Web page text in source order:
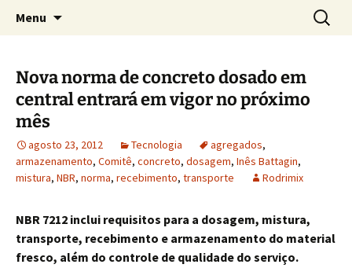
Rodrimix
Concretos e Pisos Industriais LTDA
Menu
por:
Nova norma de concreto dosado em
central entrará em vigor no próximo
mês
agosto 23, 2012 Tecnologia agregados,
armazenamento, Comitê, concreto, dosagem, Inês Battagin,
mistura, NBR, norma, recebimento, transporte Rodrimix
NBR 7212 inclui requisitos para a dosagem, mistura,
transporte, recebimento e armazenamento do material
fresco, além do controle de qualidade do serviço.